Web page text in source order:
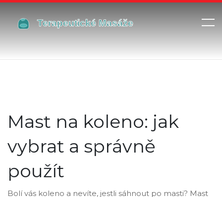
Mast na koleno: jak
vybrat a správně
použít
Bolí vás koleno a nevíte, jestli sáhnout po masti? Mast